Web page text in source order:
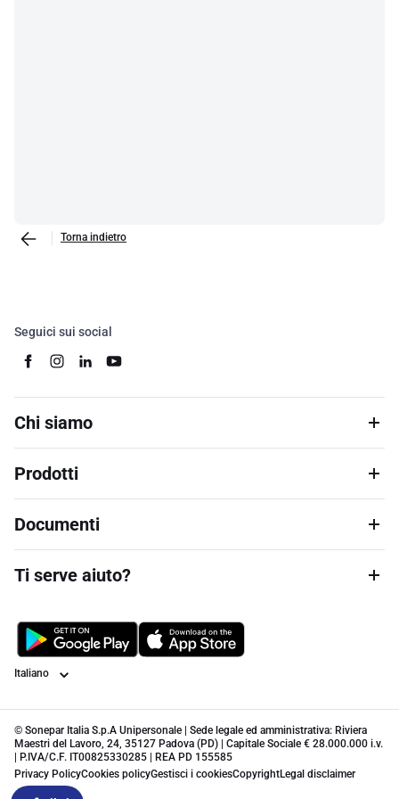
Torna indietro
Seguici sui social
Chi siamo
Prodotti
Documenti
Ti serve aiuto?
Lingua
© Sonepar Italia S.p.A Unipersonale | Sede legale ed amministrativa: Riviera
Maestri del Lavoro, 24, 35127 Padova (PD) | Capitale Sociale € 28.000.000 i.v.
| P.IVA/C.F. IT00825330285 | REA PD 155585
Privacy PolicyCookies policyGestisci i cookiesCopyrightLegal disclaimer